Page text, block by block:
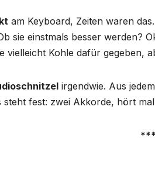
am Keyboard, Zeiten waren
sie einstmals besser werden?
vielleicht Kohle dafür gegeben,
irgendwie. Aus
steht fest: zwei Akkorde, hört
***